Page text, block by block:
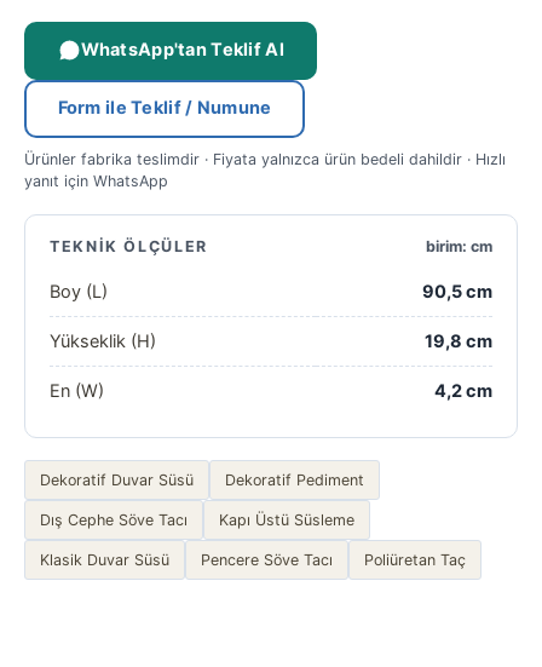
WhatsApp'tan Teklif Al
Form ile Teklif / Numune
Ürünler fabrika teslimdir · Fiyata yalnızca ürün bedeli dahildir · Hızlı
yanıt için WhatsApp
TEKNIK ÖLÇÜLER birim: cm
Boy (L) 90,5 cm
Yükseklik (H) 19,8 cm
En (W) 4,2 cm
Dekoratif Duvar Süsü Dekoratif Pediment
Dış Cephe Söve Tacı Kapı Üstü Süsleme
Klasik Duvar Süsü Pencere Söve Tacı Poliüretan Taç